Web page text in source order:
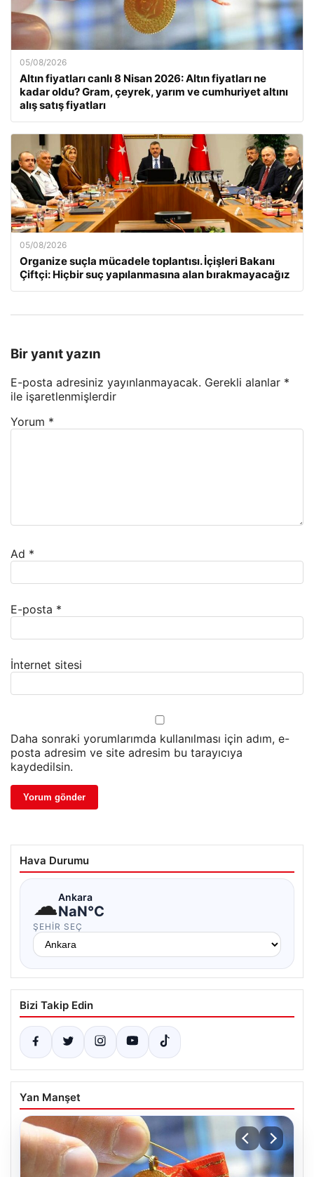
05/08/2026
Altın fiyatları canlı 8 Nisan 2026: Altın fiyatları ne
kadar oldu? Gram, çeyrek, yarım ve cumhuriyet altını
alış satış fiyatları
05/08/2026
Organize suçla mücadele toplantısı. İçişleri Bakanı
Çiftçi: Hiçbir suç yapılanmasına alan bırakmayacağız
Bir yanıt yazın
E-posta adresiniz yayınlanmayacak. Gerekli alanlar *
ile işaretlenmişlerdir
Yorum *
Ad *
E-posta *
İnternet sitesi
Daha sonraki yorumlarımda kullanılması için adım, e-
posta adresim ve site adresim bu tarayıcıya
kaydedilsin.
Hava Durumu
☁Ankara
NaN°C
ŞEHIR SEÇ
Bizi Takip Edin
Yan Manşet